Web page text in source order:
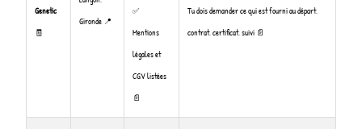
Genetic
🧾
Gironde 📍
✅
Mentions
légales et
CGV listées
📄
Tu dois demander ce qui est fourni au départ,
contrat, certificat, suivi 📄